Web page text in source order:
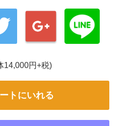
14,000円+税)
トにいれる